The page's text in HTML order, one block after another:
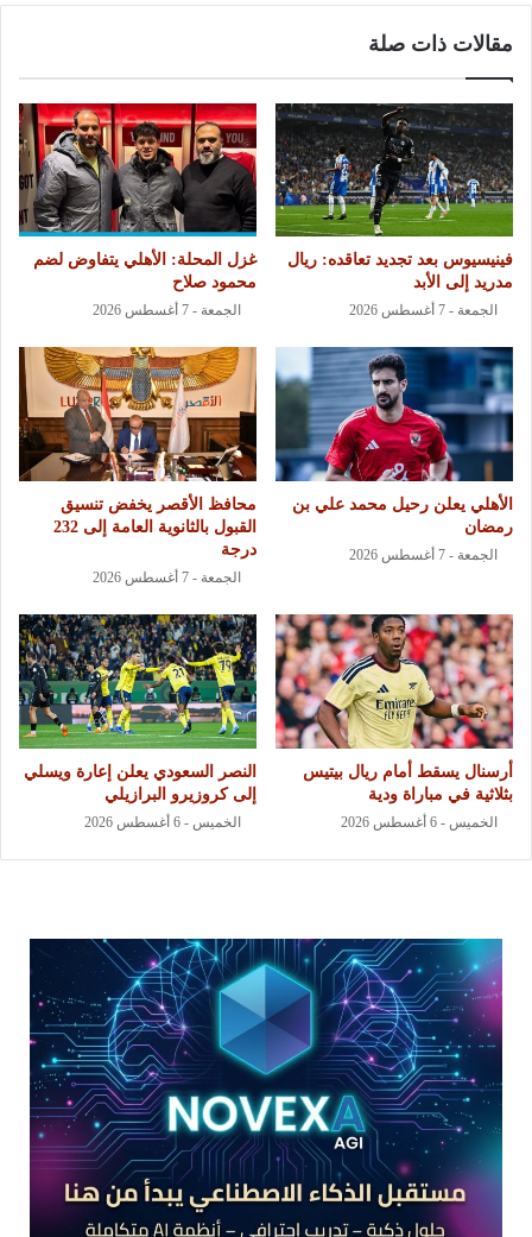
مقالات ذات صلة
فينيسيوس بعد تجديد تعاقده: ريال
مدريد إلى الأبد
الجمعة - 7 أغسطس 2026
غزل المحلة: الأهلي يتفاوض لضم
محمود صلاح
الجمعة - 7 أغسطس 2026
الأهلي يعلن رحيل محمد علي بن
رمضان
الجمعة - 7 أغسطس 2026
محافظ الأقصر يخفض تنسيق
القبول بالثانوية العامة إلى 232
درجة
الجمعة - 7 أغسطس 2026
أرسنال يسقط أمام ريال بيتيس
بثلاثية في مباراة ودية
الخميس - 6 أغسطس 2026
النصر السعودي يعلن إعارة ويسلي
إلى كروزيرو البرازيلي
الخميس - 6 أغسطس 2026